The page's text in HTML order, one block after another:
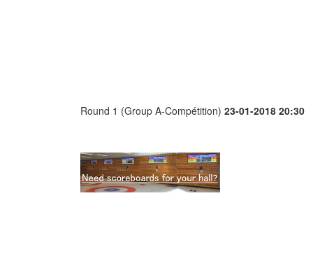
Round 1 (Group A-Compétition) 23-01-2018 20:30